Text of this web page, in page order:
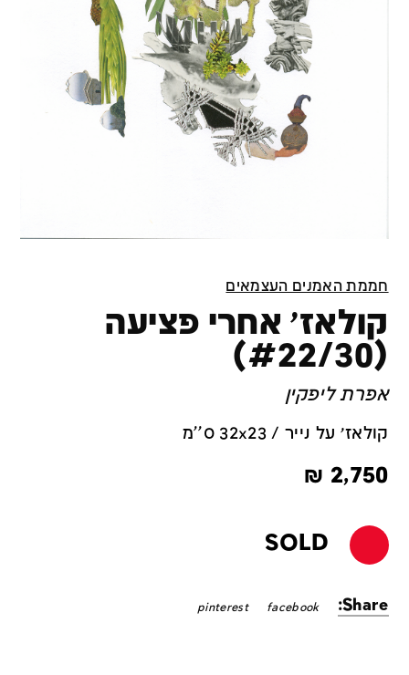
חממת האמנים העצמאים
קולאז׳ אחרי פציעה
(#22/30)
אפרת ליפקין
קולאז׳ על נייר / 32x23 ס''מ
2,750
₪
SOLD
Share:
facebook
pinterest